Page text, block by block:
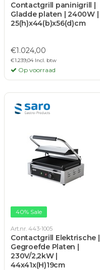
Contactgrill paninigrill |
Gladde platen | 2400W |
25(h)x44(b)x56(d)cm
€1.024,00
€1.239,04 Incl. btw
Op voorraad
40% Sale
Art.nr. 443-1005
Contactgrill Elektrische |
Gegroefde Platen |
230V/2,2kW |
44x41x(H)19cm